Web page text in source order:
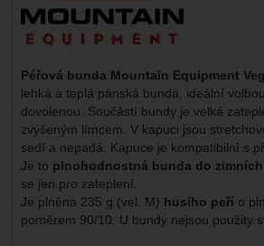
Péřová bunda Mountain Equipment
lehká a teplá pánská bunda, ideální
dovolenou. Součástí bundy je velká
zvýšeným límcem. V kapuci jsou
sedí a nepadá. Kapuce je kompatibilní s
Je to plnohodnostná bunda do
se jen pro zateplení.
Je plněna 235 g (vel. M) husího peřío
poměrem 90/10. U bundy nejsou použity